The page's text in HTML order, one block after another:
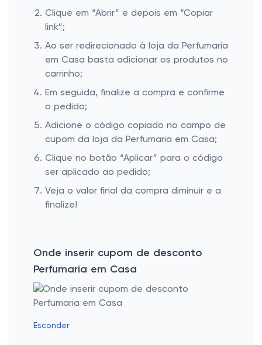
Clique em “Abrir” e depois em “Copiar
link”;
Ao ser redirecionado à loja da Perfumaria
em Casa basta adicionar os produtos no
carrinho;
Em seguida, finalize a compra e confirme
o pedido;
Adicione o código copiado no campo de
cupom da loja da Perfumaria em Casa;
Clique no botão “Aplicar” para o código
ser aplicado ao pedido;
Veja o valor final da compra diminuir e a
finalize!
Onde inserir cupom de desconto
Perfumaria em Casa
Esconder